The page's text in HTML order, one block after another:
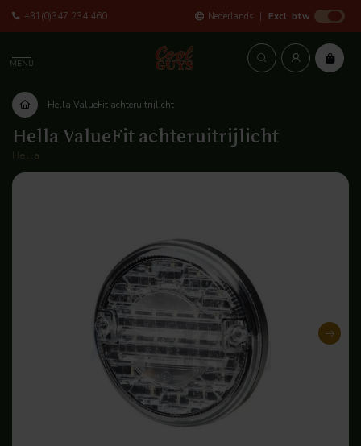
+31(0)347 234 460 Nederlands Excl. btw
MENU
Hella ValueFit achteruitrijlicht
Hella ValueFit achteruitrijlicht
Hella